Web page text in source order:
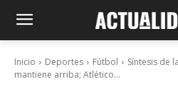
Inicio Deportes Fútbol
Síntesis de
mantiene arriba; Atlético...